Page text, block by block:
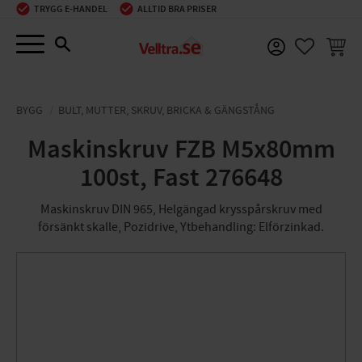
Meny
TRYGG E-HANDEL ALLTID BRA PRISER
BYGG BULT, MUTTER, SKRUV, BRICKA & GÄNGSTÅNG
Maskinskruv FZB M5x80mm
100st, Fast 276648
Maskinskruv DIN 965, Helgängad krysspårskruv med
försänkt skalle, Pozidrive, Ytbehandling: Elförzinkad.